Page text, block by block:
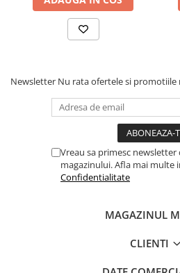
Newsletter Nu rata ofertele si promotiile
Vreau sa primesc
magazinului. Afla mai multe
Confidentialitate
MAGAZINUL
CLIENTI